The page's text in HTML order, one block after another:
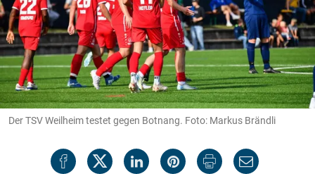
Der TSV Weilheim testet gegen Botnang. Foto: Markus Brändli